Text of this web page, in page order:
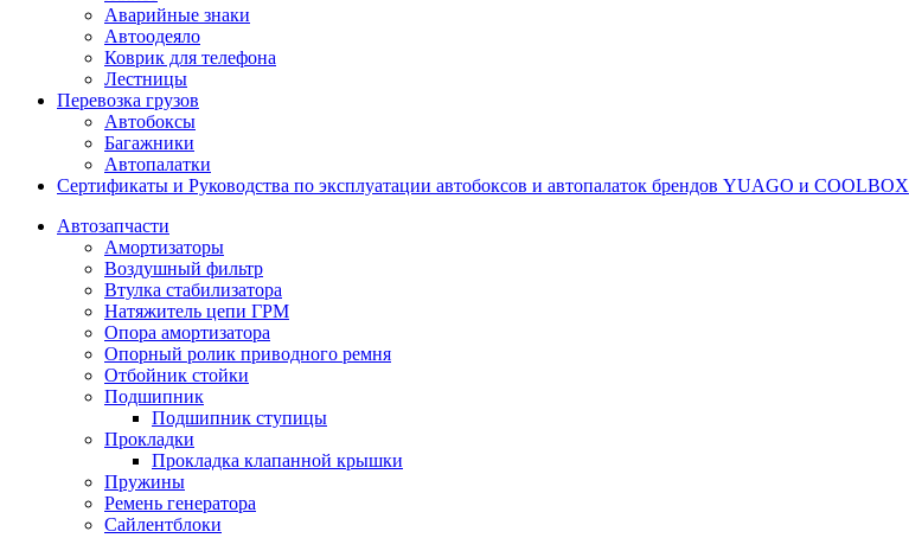
Аварийные знаки
Автоодеяло
Коврик для телефона
Лестницы
Перевозка грузов
Автобоксы
Багажники
Автопалатки
Сертификаты и Руководства по эксплуатации автобоксов и автопалаток брендов YUAGO и COOLBOX
Автозапчасти
Амортизаторы
Воздушный фильтр
Втулка стабилизатора
Натяжитель цепи ГРМ
Опора амортизатора
Опорный ролик приводного ремня
Отбойник стойки
Подшипник
Подшипник ступицы
Прокладки
Прокладка клапанной крышки
Пружины
Ремень генератора
Сайлентблоки